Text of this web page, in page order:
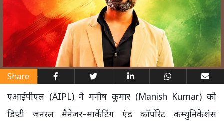
Share
एआईपीएल (AIPL) ने मनीष कुमार (Manish Kumar) को
डिप्टी जनरल मैनेजर–मार्केटिंग एंड कॉर्पोरेट कम्युनिकेशंस